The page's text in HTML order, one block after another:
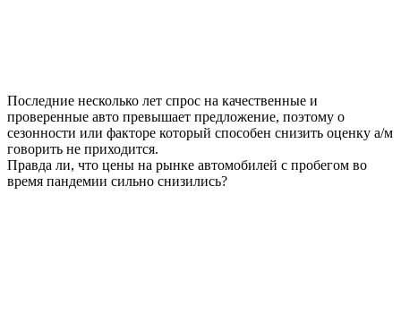
Последние несколько лет спрос на качественные и
проверенные авто превышает предложение, поэтому о
сезонности или факторе который способен снизить оценку а/м
говорить не приходится.
Правда ли, что цены на рынке автомобилей с пробегом во
время пандемии сильно снизились?